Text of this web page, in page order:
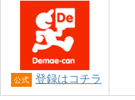
公式 登録はコチラ